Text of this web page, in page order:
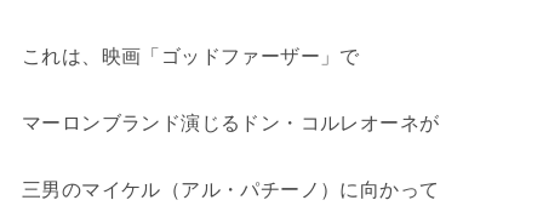
これは、映画「ゴッドファーザー」で
マーロンブランド演じるドン・コルレオーネが
三男のマイケル（アル・パチーノ）に向かって